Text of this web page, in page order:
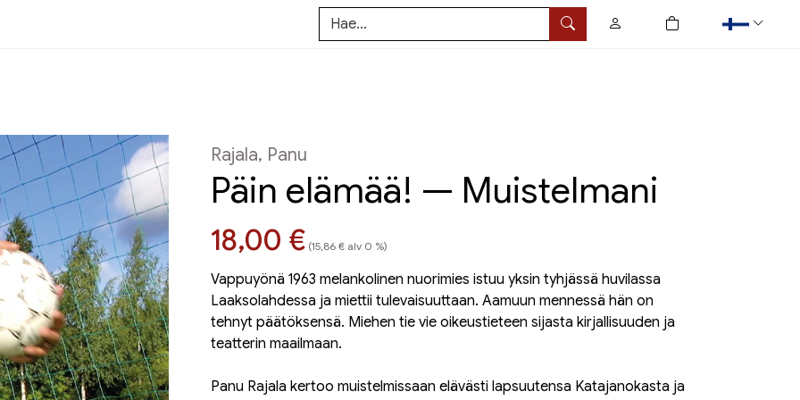
Hae
0
tuotetta ostoskorissa
Rajala, Panu
Päin elämää! — Muistelmani
Hinta nyt
18,00 € (15,86 € alv 0 %)
Vappuyönä 1963 melankolinen nuorimies istuu yksin tyhjässä huvilassa
Laaksolahdessa ja miettii tulevaisuuttaan. Aamuun mennessä hän on
tehnyt päätöksensä. Miehen tie vie oikeustieteen sijasta kirjallisuuden ja
teatterin maailmaan.
Panu Rajala kertoo muistelmissaan elävästi lapsuutensa Katajanokasta ja